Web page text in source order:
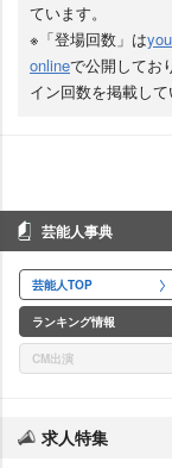
ています。
※「登場回数」は
onlineで公開してお
イン回数を掲載して
芸能人事典
芸能人TOP
ランキング情報
CM出演
求人特集